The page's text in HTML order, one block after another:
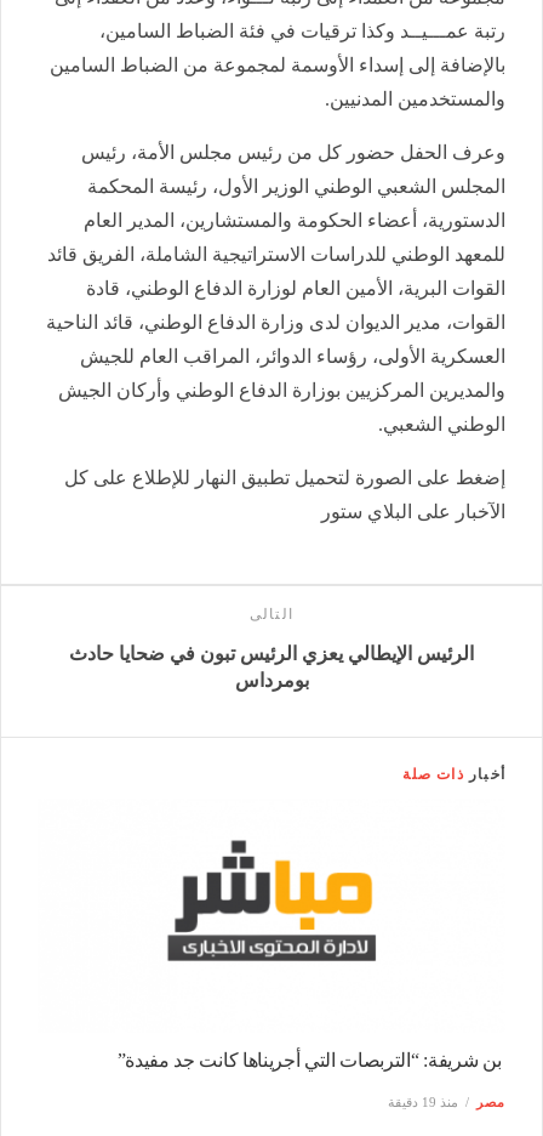
رتبة عمـــيــد وكذا ترقيات في فئة الضباط السامين،
بالإضافة إلى إسداء الأوسمة لمجموعة من الضباط السامين
والمستخدمين المدنيين.
وعرف الحفل حضور كل من رئيس مجلس الأمة، رئيس
المجلس الشعبي الوطني الوزير الأول، رئيسة المحكمة
الدستورية، أعضاء الحكومة والمستشارين، المدير العام
للمعهد الوطني للدراسات الاستراتيجية الشاملة، الفريق قائد
القوات البرية، الأمين العام لوزارة الدفاع الوطني، قادة
القوات، مدير الديوان لدى وزارة الدفاع الوطني، قائد الناحية
العسكرية الأولى، رؤساء الدوائر، المراقب العام للجيش
والمديرين المركزيين بوزارة الدفاع الوطني وأركان الجيش
الوطني الشعبي.
إضغط على الصورة لتحميل تطبيق النهار للإطلاع على كل
الآخبار على البلاي ستور
التالى
الرئيس الإيطالي يعزي الرئيس تبون في ضحايا حادث
بومرداس
أخبار ذات صلة
بن شريفة: “التربصات التي أجريناها كانت جد مفيدة”
مصر منذ 19 دقيقة